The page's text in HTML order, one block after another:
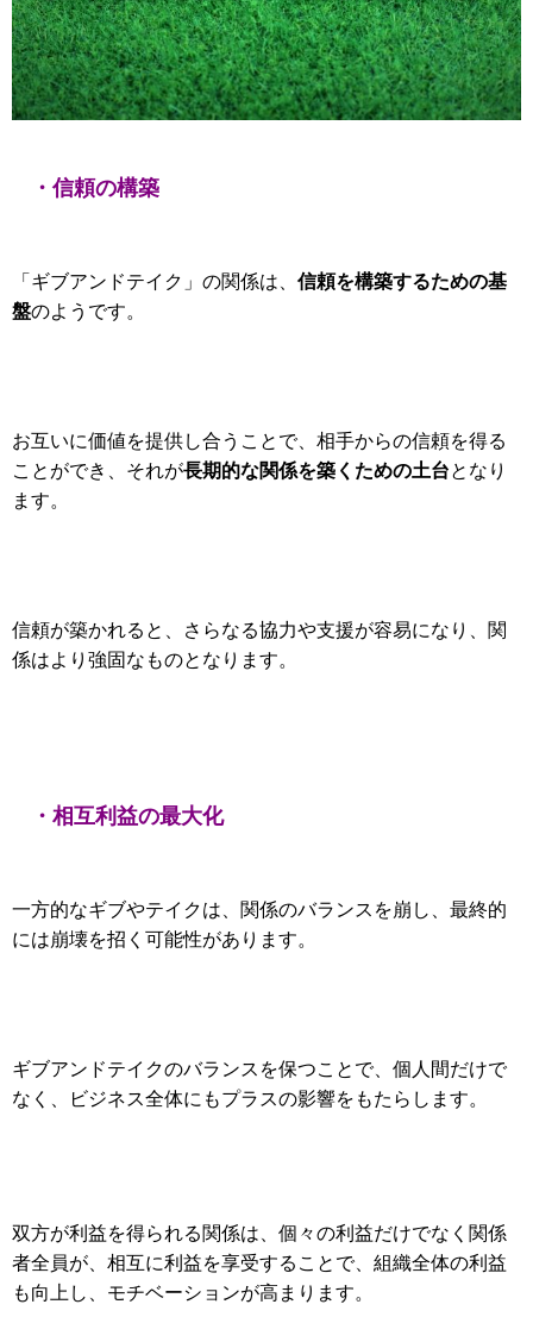
・信頼の構築
「ギブアンドテイク」の関係は、 信頼を構築するための基
盤のようです。
お互いに価値を提供し合うことで、相手からの信頼を得る
ことができ、それが長期的な関係を築くための土台となり
ます。
信頼が築かれると、さらなる協力や支援が容易になり、関
係はより強固なものとなります。
・相互利益の最大化
一方的なギブやテイクは、関係のバランスを崩し、最終的
には崩壊を招く可能性があります。
ギブアンドテイクのバランスを保つことで、 個人間だけで
なく、ビジネス全体にもプラスの影響をもたらします。
双方が利益を得られる関係は、 個々の利益だけでなく関係
者全員が、相互に利益を享受することで、組織全体の利益
も向上し、モチベーションが高まります。